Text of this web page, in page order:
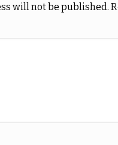
will not be published.